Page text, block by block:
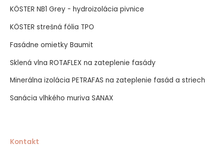
KÖSTER NB1 Grey - hydroizolácia pivnice
KÖSTER strešná fólia TPO
Fasádne omietky Baumit
Sklená vlna ROTAFLEX na zateplenie fasády
Minerálna izolácia PETRAFAS na zateplenie fasád a striech
Sanácia vlhkého muriva SANAX
Kontakt